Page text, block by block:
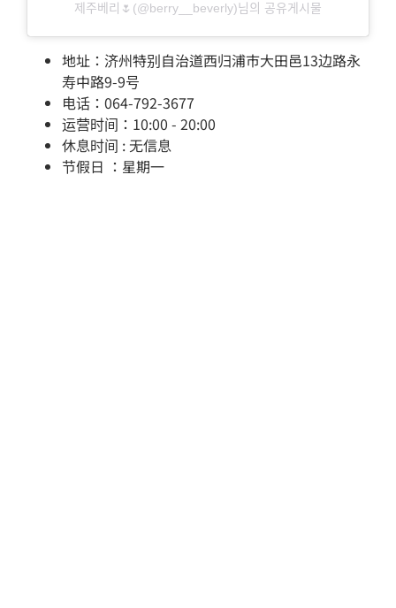
제주베리🌷(@berry__beverly)님의 공유게시물
地址：济州特别自治道西归浦市大田邑13边路永
寿中路9-9号
电话：064-792-3677
运营时间：10:00 - 20:00
休息时间 : 无信息
节假日 ：星期一